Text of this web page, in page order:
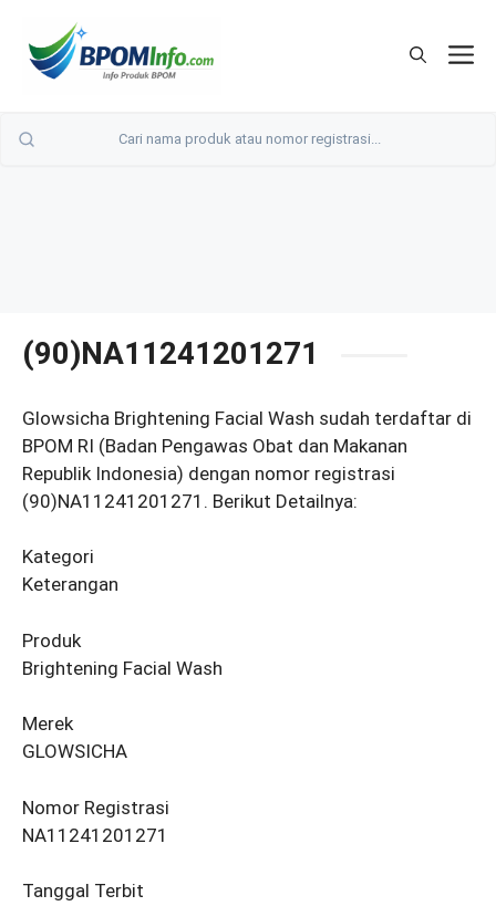
(90)NA11241201271
Glowsicha Brightening Facial Wash sudah terdaftar di
BPOM RI (Badan Pengawas Obat dan Makanan
Republik Indonesia) dengan nomor registrasi
(90)NA11241201271. Berikut Detailnya:
Kategori
Keterangan
Produk
Brightening Facial Wash
Merek
GLOWSICHA
Nomor Registrasi
NA11241201271
Tanggal Terbit